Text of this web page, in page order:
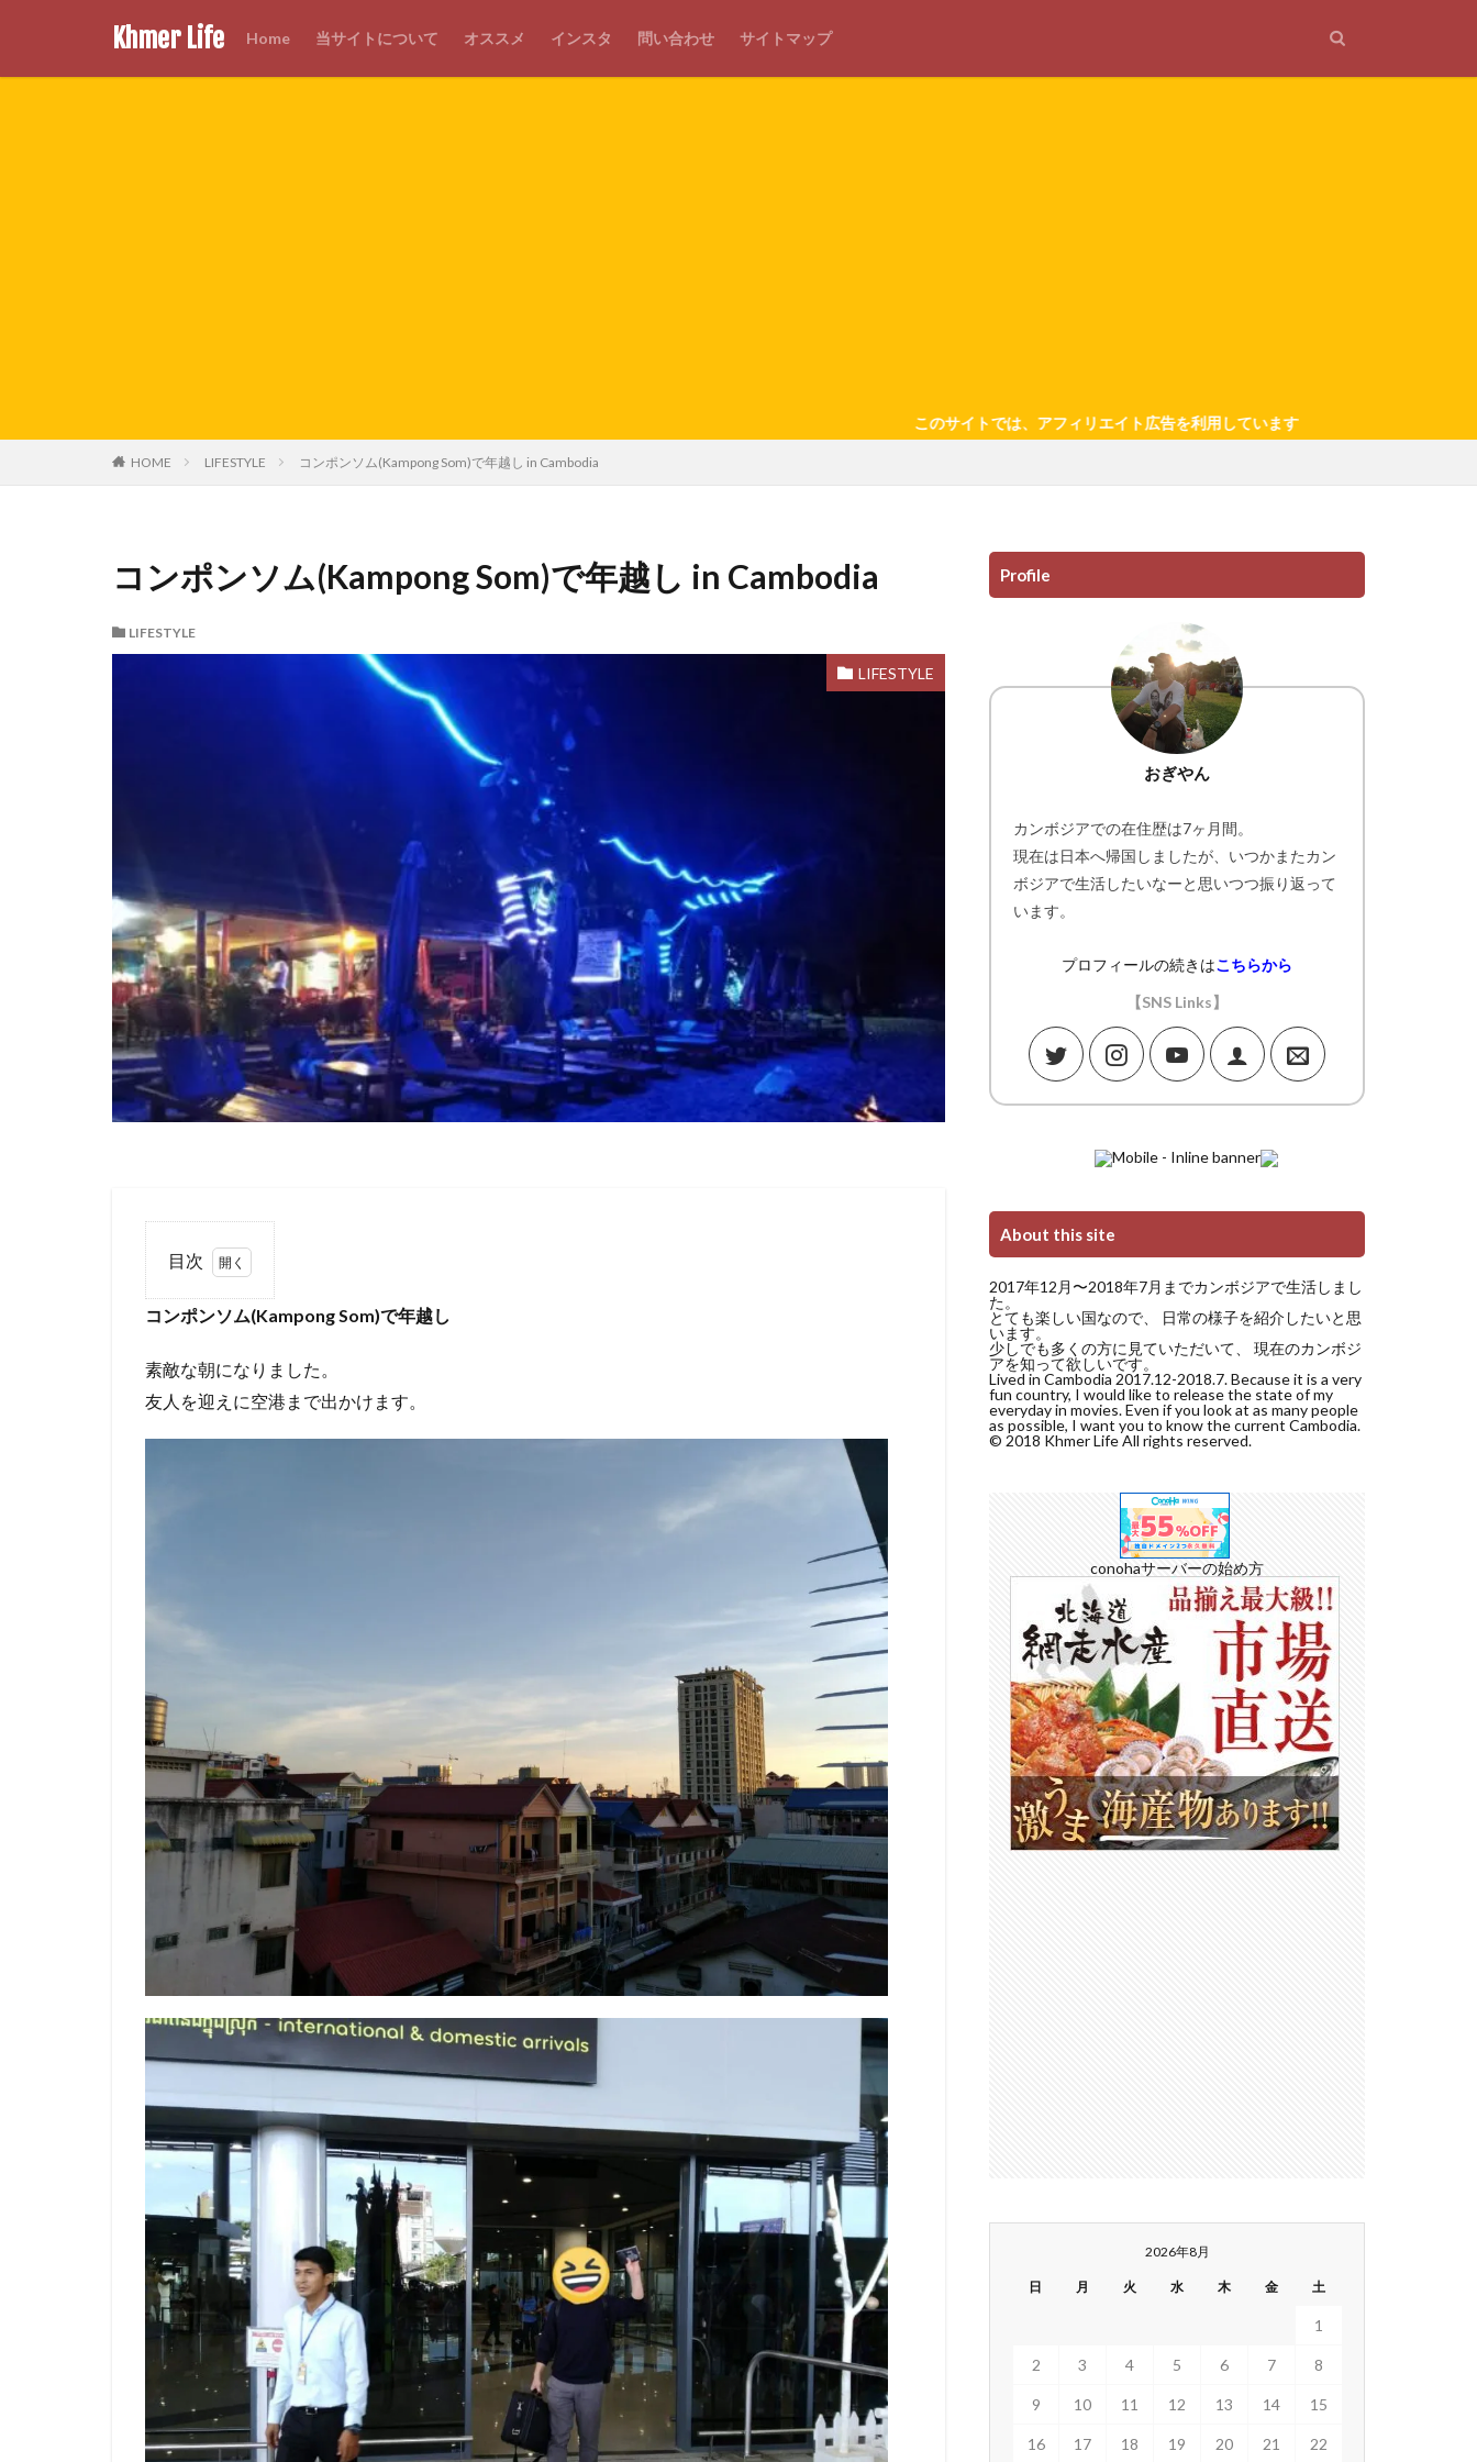
Khmer Life Home 当サイトについて オススメ インスタ 問い合わせ サイトマップ
このサイトでは、アフィリエイト広告を利用しています
HOME LIFESTYLE コンポンソム(Kampong Som)で年越し in Cambodia
コンポンソム(Kampong Som)で年越し in Cambodia
LIFESTYLE
LIFESTYLE
目次
ポンソム
Som)で年
コンポンソム(Kampong Som)で年越し
素敵な朝になりました。
友人を迎えに空港まで出かけます。
Profile
おぎやん
カンボジアでの在住歴は7ヶ月間。
現在は日本へ帰国しましたが、いつかまたカン
ボジアで生活したいなーと思いつつ振り返って
います。
プロフィールの続きはこちらから
【SNS Links】
About this site
2017年12月〜2018年7月までカンボジアで生活しまし
た。
とても楽しい国なので、 日常の様子を紹介したいと思
います。
少しでも多くの方に見ていただいて、 現在のカンボジ
アを知って欲しいです。
Lived in Cambodia 2017.12-2018.7. Because it is a very
fun country, I would like to release the state of my
everyday in movies. Even if you look at as many people
as possible, I want you to know the current Cambodia.
© 2018 Khmer Life All rights reserved.
conohaサーバーの始め方
2026年8月
日 月 火 水 木 金 土
1
2 3 4 5 6 7 8
9 10 11 12 13 14 15
16 17 18 19 20 21 22